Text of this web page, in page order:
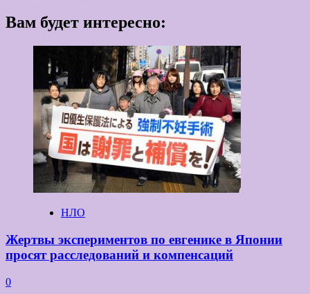
Вам будет интересно:
НЛО
Жертвы экспериментов по евгенике в Японии
просят расследований и компенсаций
0